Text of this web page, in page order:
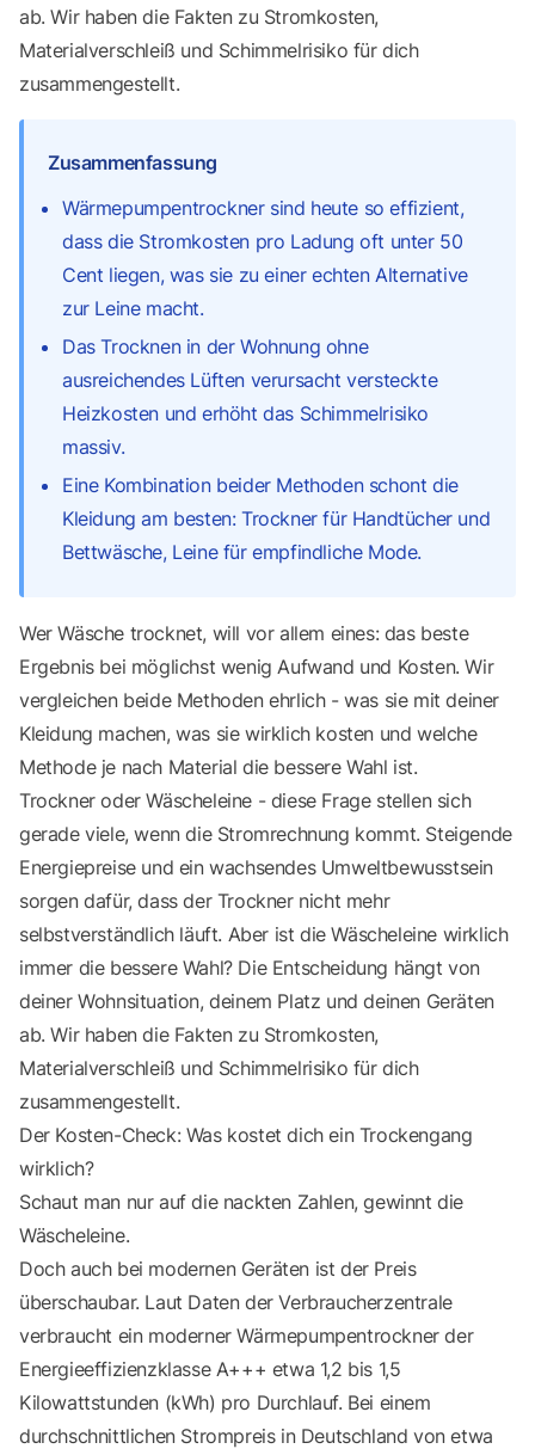
ab. Wir haben die Fakten zu Stromkosten,
Materialverschleiß und Schimmelrisiko für dich
zusammengestellt.
Zusammenfassung
Wärmepumpentrockner sind heute so effizient,
dass die Stromkosten pro Ladung oft unter 50
Cent liegen, was sie zu einer echten Alternative
zur Leine macht.
Das Trocknen in der Wohnung ohne
ausreichendes Lüften verursacht versteckte
Heizkosten und erhöht das Schimmelrisiko
massiv.
Eine Kombination beider Methoden schont die
Kleidung am besten: Trockner für Handtücher und
Bettwäsche, Leine für empfindliche Mode.
Wer Wäsche trocknet, will vor allem eines: das beste
Ergebnis bei möglichst wenig Aufwand und Kosten. Wir
vergleichen beide Methoden ehrlich - was sie mit deiner
Kleidung machen, was sie wirklich kosten und welche
Methode je nach Material die bessere Wahl ist.
Trockner oder Wäscheleine - diese Frage stellen sich
gerade viele, wenn die Stromrechnung kommt. Steigende
Energiepreise und ein wachsendes Umweltbewusstsein
sorgen dafür, dass der Trockner nicht mehr
selbstverständlich läuft. Aber ist die Wäscheleine wirklich
immer die bessere Wahl? Die Entscheidung hängt von
deiner Wohnsituation, deinem Platz und deinen Geräten
ab. Wir haben die Fakten zu Stromkosten,
Materialverschleiß und Schimmelrisiko für dich
zusammengestellt.
Der Kosten-Check: Was kostet dich ein Trockengang
wirklich?
Schaut man nur auf die nackten Zahlen, gewinnt die
Wäscheleine.
Doch auch bei modernen Geräten ist der Preis
überschaubar. Laut Daten der Verbraucherzentrale
verbraucht ein moderner Wärmepumpentrockner der
Energieeffizienzklasse A+++ etwa 1,2 bis 1,5
Kilowattstunden (kWh) pro Durchlauf. Bei einem
durchschnittlichen Strompreis in Deutschland von etwa